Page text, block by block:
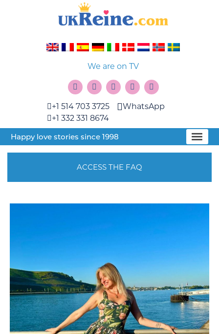
We are on TV
+1 514 703 3725
+1 332 331 8674
WhatsApp
Happy love stories since 1998
ACCESS THE FAQ